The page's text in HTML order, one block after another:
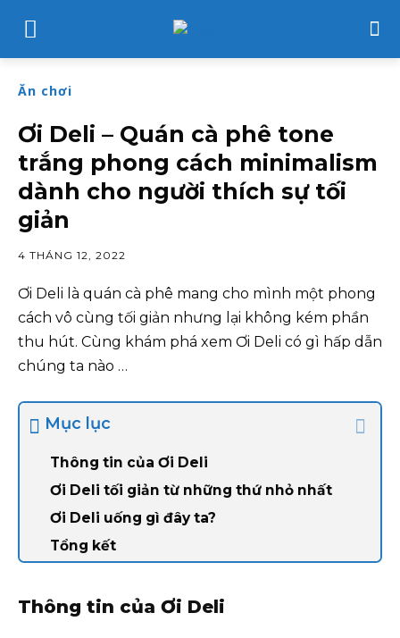
Ăn chơi
Ơi Deli – Quán cà phê tone
trắng phong cách minimalism
dành cho người thích sự tối
giản
4 THÁNG 12, 2022
Ơi Deli là quán cà phê mang cho mình một phong
cách vô cùng tối giản nhưng lại không kém phần
thu hút. Cùng khám phá xem Ơi Deli có gì hấp dẫn
chúng ta nào …
Mục lục
Thông tin của Ơi Deli
Ơi Deli tối giản từ những thứ nhỏ nhất
Ơi Deli uống gì đây ta?
Tổng kết
Thông tin của Ơi Deli